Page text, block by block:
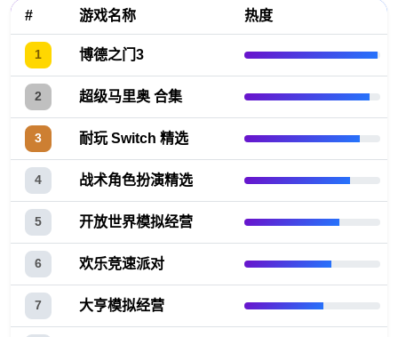
# 游戏名称 热度
1 博德之门3
2 超级马里奥 合集
3 耐玩 Switch 精选
4 战术角色扮演精选
5 开放世界模拟经营
6 欢乐竞速派对
7 大亨模拟经营